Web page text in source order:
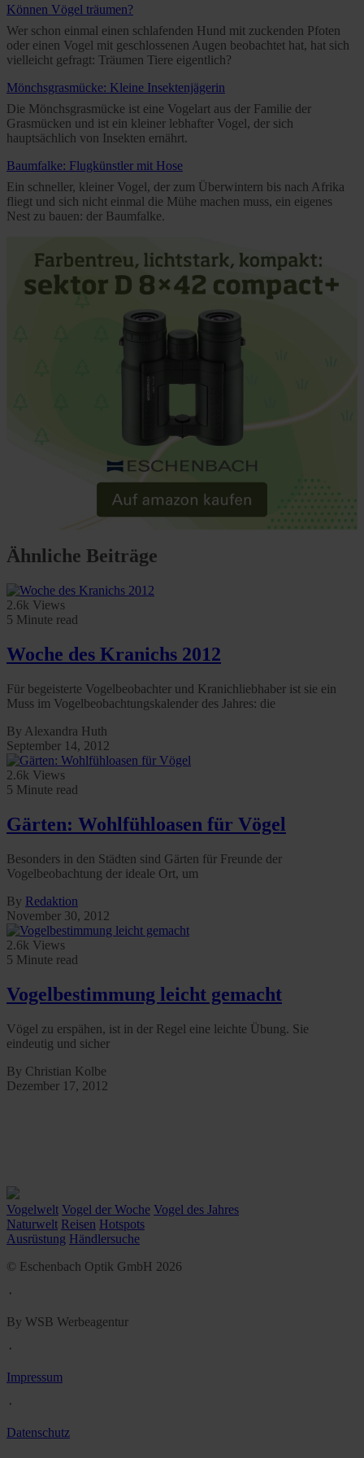
Können Vögel träumen?
Wer schon einmal einen schlafenden Hund mit zuckenden Pfoten
oder einen Vogel mit geschlossenen Augen beobachtet hat, hat sich
vielleicht gefragt: Träumen Tiere eigentlich?
Mönchsgrasmücke: Kleine Insektenjägerin
Die Mönchsgrasmücke ist eine Vogelart aus der Familie der
Grasmücken und ist ein kleiner lebhafter Vogel, der sich
hauptsächlich von Insekten ernährt.
Baumfalke: Flugkünstler mit Hose
Ein schneller, kleiner Vogel, der zum Überwintern bis nach Afrika
fliegt und sich nicht einmal die Mühe machen muss, ein eigenes
Nest zu bauen: der Baumfalke.
Ähnliche Beiträge
2.6k Views
5 Minute read
Woche des Kranichs 2012
Für begeisterte Vogelbeobachter und Kranichliebhaber ist sie ein
Muss im Vogelbeobachtungskalender des Jahres: die
By Alexandra Huth
September 14, 2012
2.6k Views
5 Minute read
Gärten: Wohlfühloasen für Vögel
Besonders in den Städten sind Gärten für Freunde der
Vogelbeobachtung der ideale Ort, um
By Redaktion
November 30, 2012
2.6k Views
5 Minute read
Vogelbestimmung leicht gemacht
Vögel zu erspähen, ist in der Regel eine leichte Übung. Sie
eindeutig und sicher
By Christian Kolbe
Dezember 17, 2012
Vogelwelt Vogel der Woche Vogel des Jahres
Naturwelt Reisen Hotspots
Ausrüstung Händlersuche
© Eschenbach Optik GmbH 2026
᛫
By WSB Werbeagentur
᛫
Impressum
᛫
Datenschutz